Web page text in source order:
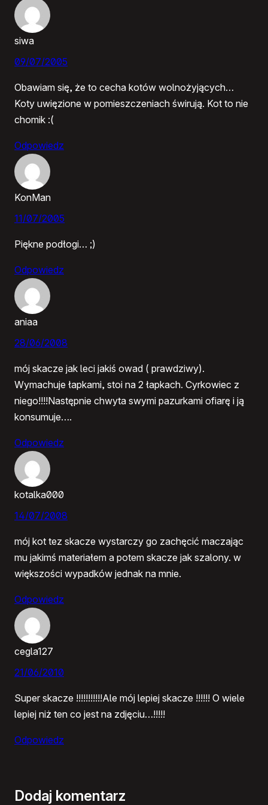
siwa
09/07/2005
Obawiam się, że to cecha kotów wolnożyjących…
Koty uwięzione w pomieszczeniach świrują. Kot to nie
chomik :(
Odpowiedz
KonMan
11/07/2005
Piękne podłogi… ;)
Odpowiedz
aniaa
28/06/2008
mój skacze jak leci jakiś owad ( prawdziwy).
Wymachuje łapkami, stoi na 2 łapkach. Cyrkowiec z
niego!!!!Następnie chwyta swymi pazurkami ofiarę i ją
konsumuje….
Odpowiedz
kotalka000
14/07/2008
mój kot tez skacze wystarczy go zachęcić maczając
mu jakimś materiałem a potem skacze jak szalony. w
większości wypadków jednak na mnie.
Odpowiedz
cegla127
21/06/2010
Super skacze !!!!!!!!!!!Ale mój lepiej skacze !!!!!! O wiele
lepiej niż ten co jest na zdjęciu…!!!!!
Odpowiedz
Dodaj komentarz